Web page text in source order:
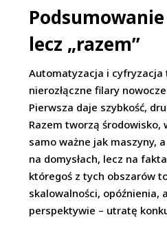
lecz „razem”
Automatyzacja i cyfryzacja
nierozłączne filary
Pierwsza daje szybkość,
Razem tworzą środowisko,
samo ważne jak maszyny,
na domysłach, lecz na
któregoś z tych obszarów
skalowalności, opóźnienia,
perspektywie – utratę